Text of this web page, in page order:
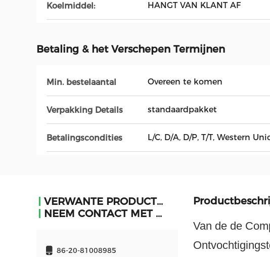
Koelmiddel: HANGT VAN KLANT AF
Betaling & het Verschepen Termijnen
Min. bestelaantal Overeen te komen
Verpakking Details standaardpakket
Betalingscondities L/C, D/A, D/P, T/T, Western
VERWANTE PRODUCTEN
NEEM CONTACT MET ONS OP
86-20-81008985
Van de de